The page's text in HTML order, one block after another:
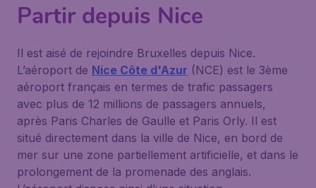
Partir depuis Nice
Il est aisé de rejoindre Bruxelles depuis Nice.
L’aéroport de Nice Côte d'Azur (NCE) est le 3ème
aéroport français en termes de trafic passagers
avec plus de 12 millions de passagers annuels,
après Paris Charles de Gaulle et Paris Orly. Il est
situé directement dans la ville de Nice, en bord de
mer sur une zone partiellement artificielle, et dans le
prolongement de la promenade des anglais.